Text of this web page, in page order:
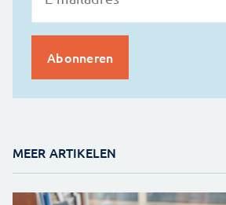
MEER ARTIKELEN